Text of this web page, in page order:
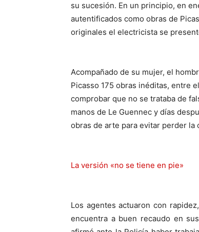
su sucesión. En un principio, en
autentificados como obras de
originales el electricista se
Acompañado de su mujer, el
Picasso 175 obras inéditas, entre
comprobar que no se trataba de
manos de Le Guennec y días
obras de arte para evitar perder la
La versión «no se tiene en pie»
Los agentes actuaron con
encuentra a buen recaudo en